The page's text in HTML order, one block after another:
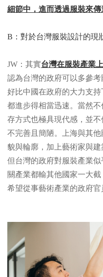
細節中，進而透過服裝來傳
B：對於台灣服裝設計的現
JW：其實台灣在服裝產業
認為台灣的政府可以多參考
好比中國在政府的大力支
都進步得相當迅速。當然
存方式也極具現代感，並
不完善且簡陋。上海與其
貌與輪廓，加上藝術家與建
但台灣的政府對服裝產業
關產業都輸其他國家一大
希望從事藝術產業的政府官